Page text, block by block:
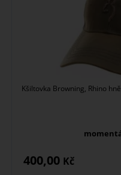
Kšiltovka Browning, Rhino
400,00 Kč